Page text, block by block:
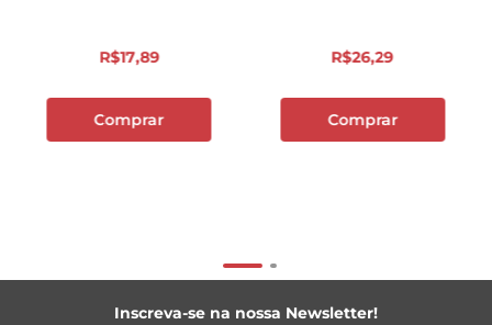
R$17,89
Comprar
R$26,29
Comprar
Inscreva-se na nossa Newsletter!